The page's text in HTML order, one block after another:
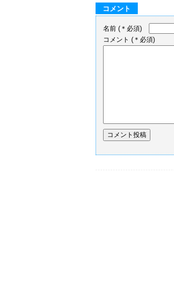
コメント
名前 (＊必須)
コメント (＊必須)